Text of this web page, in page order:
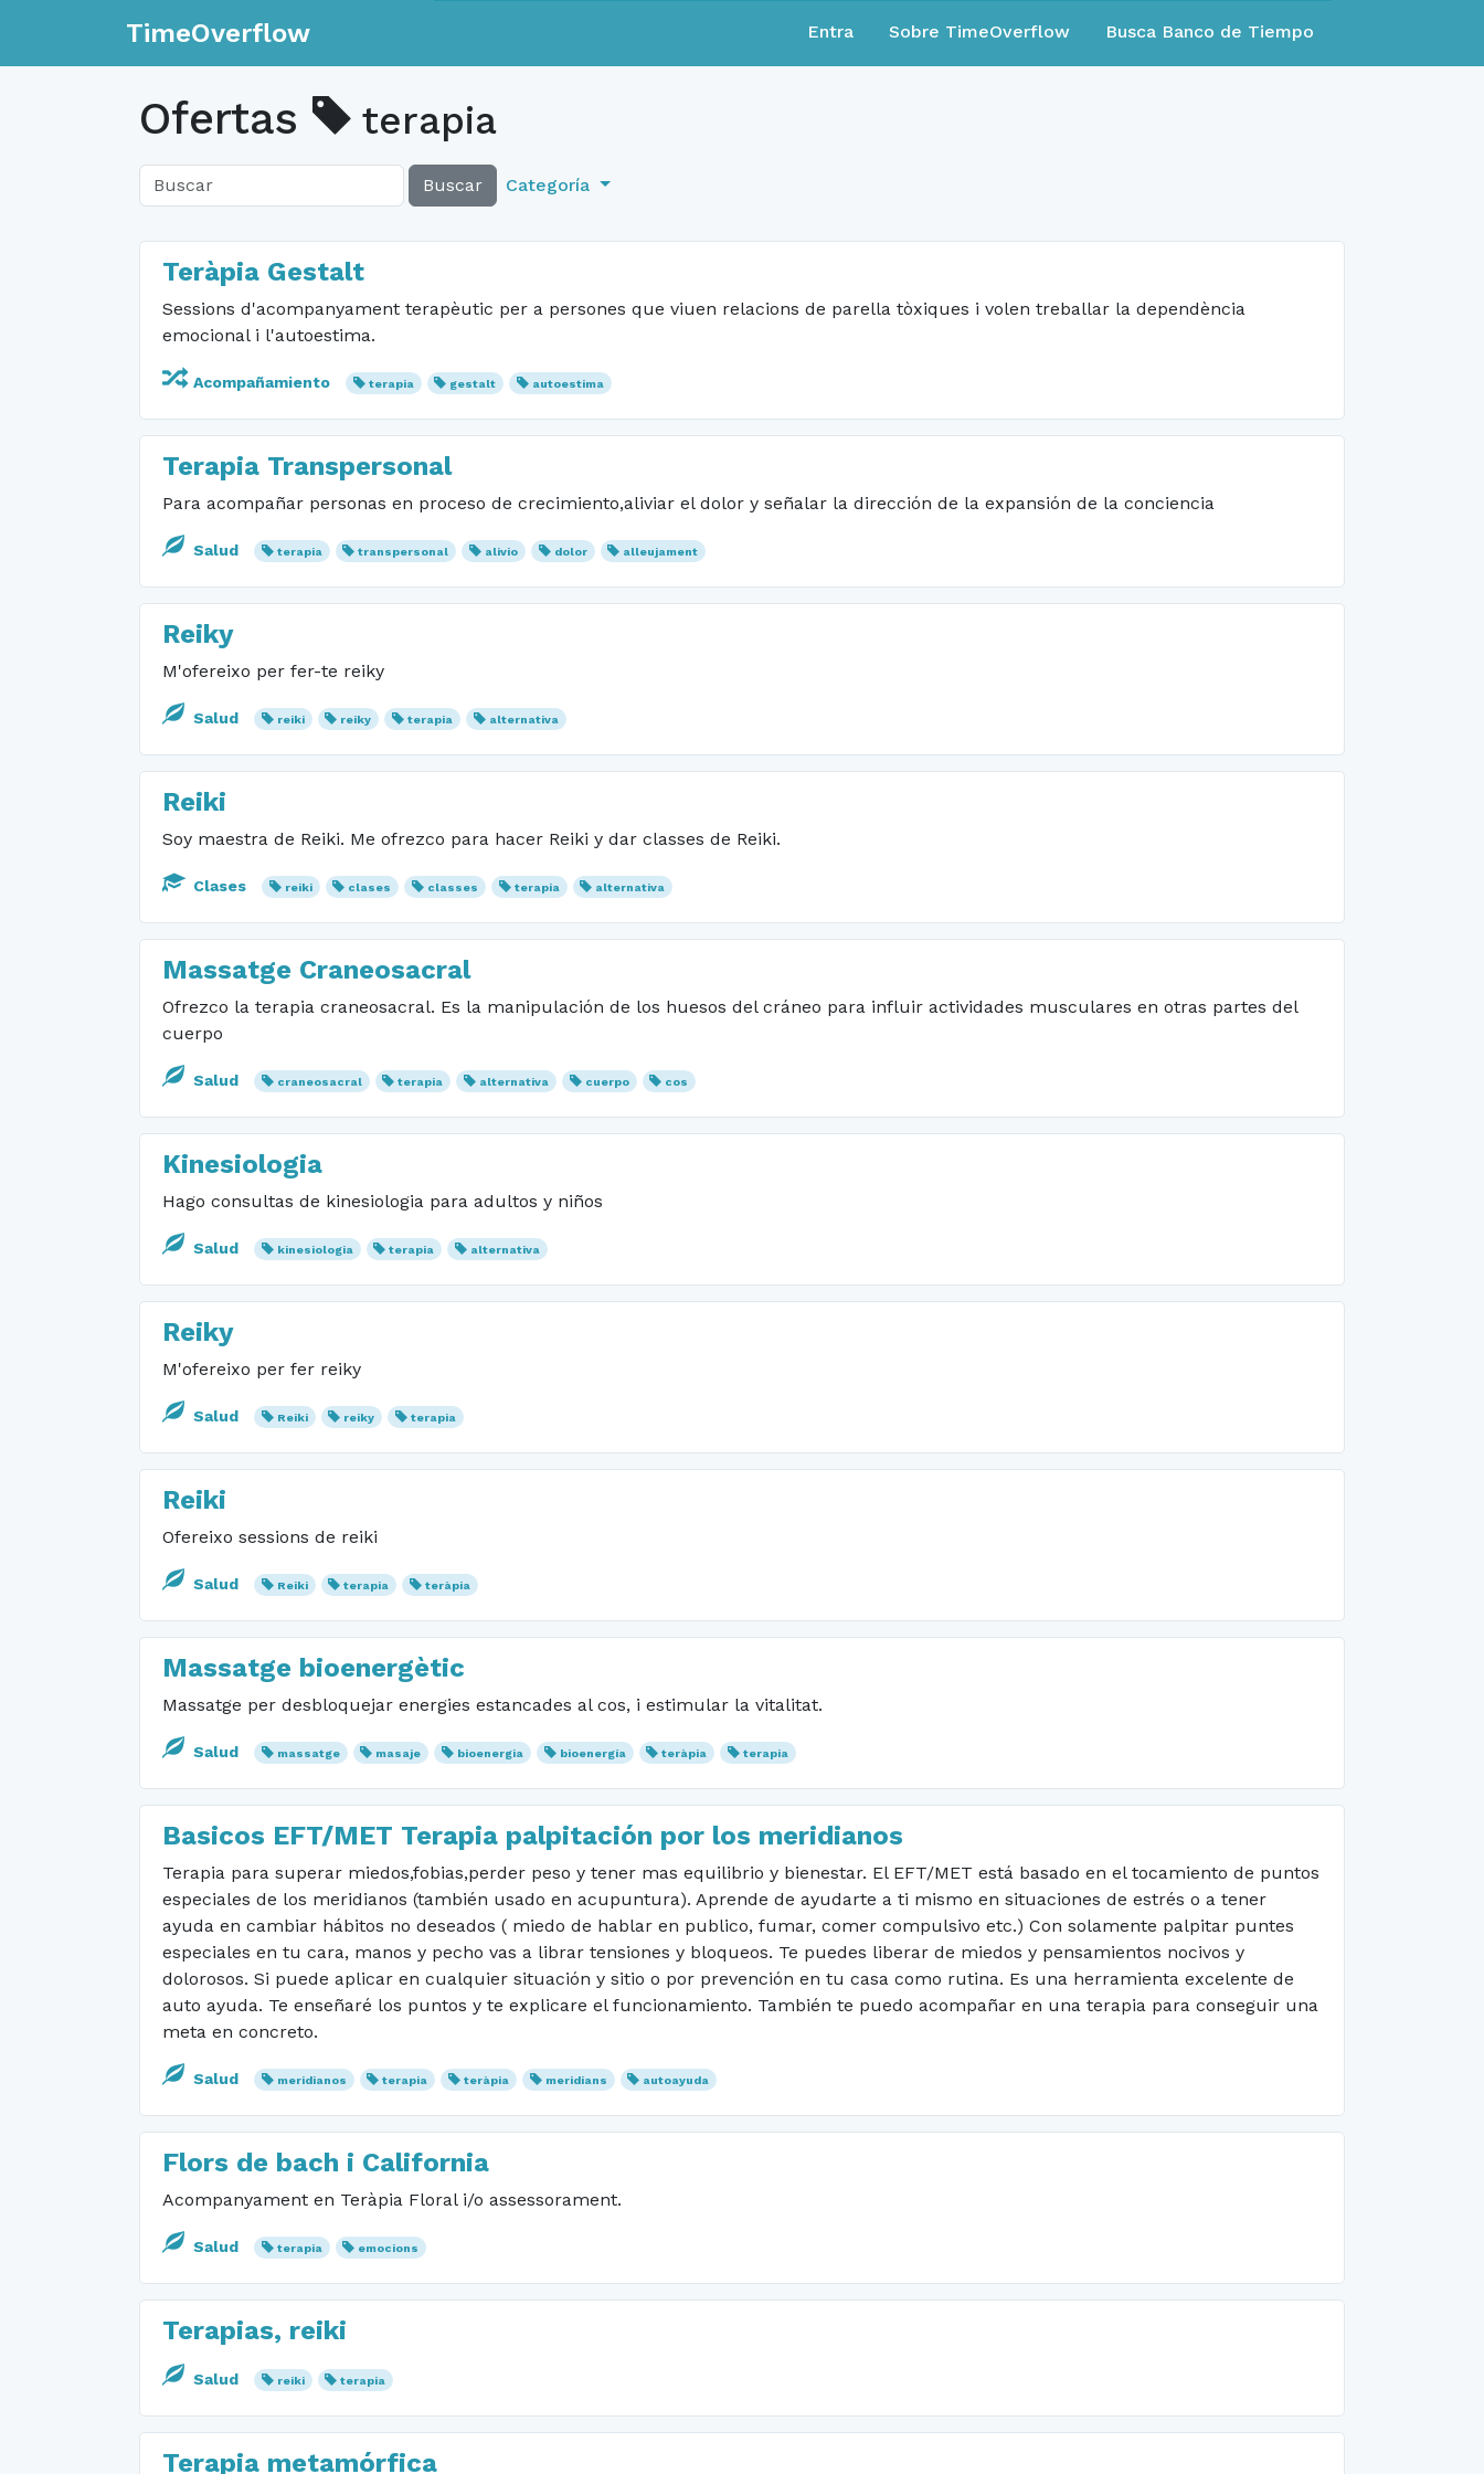
TimeOverflow Entra Sobre TimeOverflow Busca Banco de Tiempo
Ofertas terapia
Buscar Categoría
Teràpia Gestalt
Sessions d'acompanyament terapèutic per a persones que viuen relacions de parella tòxiques i volen treballar la dependència
emocional i l'autoestima.
Acompañamiento terapia gestalt autoestima
Terapia Transpersonal
Para acompañar personas en proceso de crecimiento,aliviar el dolor y señalar la dirección de la expansión de la conciencia
Salud terapia transpersonal alivio dolor alleujament
Reiky
M'ofereixo per fer-te reiky
Salud reiki reiky terapia alternativa
Reiki
Soy maestra de Reiki. Me ofrezco para hacer Reiki y dar classes de Reiki.
Clases reiki clases classes terapia alternativa
Massatge Craneosacral
Ofrezco la terapia craneosacral. Es la manipulación de los huesos del cráneo para influir actividades musculares en otras partes del
cuerpo
Salud craneosacral terapia alternativa cuerpo cos
Kinesiologia
Hago consultas de kinesiologia para adultos y niños
Salud kinesiologia terapia alternativa
Reiky
M'ofereixo per fer reiky
Salud Reiki reiky terapia
Reiki
Ofereixo sessions de reiki
Salud Reiki terapia teràpia
Massatge bioenergètic
Massatge per desbloquejar energies estancades al cos, i estimular la vitalitat.
Salud massatge masaje bioenergia bioenergía teràpia terapia
Basicos EFT/MET Terapia palpitación por los meridianos
Terapia para superar miedos,fobias,perder peso y tener mas equilibrio y bienestar. El EFT/MET está basado en el tocamiento de puntos
especiales de los meridianos (también usado en acupuntura). Aprende de ayudarte a ti mismo en situaciones de estrés o a tener
ayuda en cambiar hábitos no deseados ( miedo de hablar en publico, fumar, comer compulsivo etc.) Con solamente palpitar puntes
especiales en tu cara, manos y pecho vas a librar tensiones y bloqueos. Te puedes liberar de miedos y pensamientos nocivos y
dolorosos. Si puede aplicar en cualquier situación y sitio o por prevención en tu casa como rutina. Es una herramienta excelente de
auto ayuda. Te enseñaré los puntos y te explicare el funcionamiento. También te puedo acompañar en una terapia para conseguir una
meta en concreto.
Salud meridianos terapia teràpia meridians autoayuda
Flors de bach i California
Acompanyament en Teràpia Floral i/o assessorament.
Salud terapia emocions
Terapias, reiki
Salud reiki terapia
Terapia metamórfica